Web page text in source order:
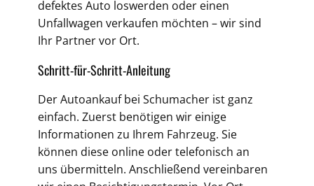
defektes Auto loswerden oder einen
Unfallwagen verkaufen möchten – wir sind
Ihr Partner vor Ort.
Schritt-für-Schritt-Anleitung
Der Autoankauf bei Schumacher ist ganz
einfach. Zuerst benötigen wir einige
Informationen zu Ihrem Fahrzeug. Sie
können diese online oder telefonisch an
uns übermitteln. Anschließend vereinbaren